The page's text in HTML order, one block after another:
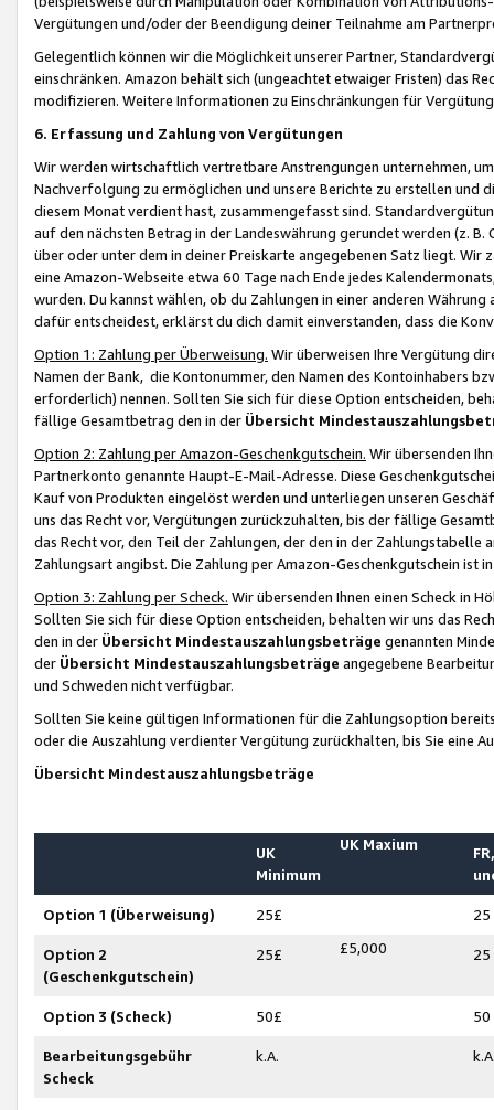
Vergütungen und/oder der Beendigung deiner Teilnahme am
Gelegentlich können wir die Möglichkeit unserer Partner,
einschränken. Amazon behält sich (ungeachtet etwaiger Fristen) das
modifizieren. Weitere Informationen zu Einschränkungen für
6. Erfassung und Zahlung von Vergütungen
Wir werden wirtschaftlich vertretbare Anstrengungen unternehmen,
Nachverfolgung zu ermöglichen und unsere Berichte zu erstellen und
diesem Monat verdient hast, zusammengefasst sind.
auf den nächsten Betrag in der Landeswährung gerundet werden (z.
über oder unter dem in deiner Preiskarte angegebenen Satz liegt.
eine Amazon-Webseite etwa 60 Tage nach Ende jedes
wurden. Du kannst wählen, ob du Zahlungen in einer anderen
dafür entscheidest, erklärst du dich damit einverstanden, dass die
Option 1: Zahlung per Überweisung. Wir überweisen Ihre Vergütung
Namen der Bank, die Kontonummer, den Namen des Kontoinhabers
erforderlich) nennen. Sollten Sie sich für diese Option entscheiden,
fällige Gesamtbetrag den in der Übersicht
Option 2: Zahlung per Amazon-Geschenkgutschein. Wir übersenden
Partnerkonto genannte Haupt-E-Mail-Adresse. Diese
Kauf von Produkten eingelöst werden und unterliegen unseren
uns das Recht vor, Vergütungen zurückzuhalten, bis der fällige
das Recht vor, den Teil der Zahlungen, der den in der
Zahlungsart angibst. Die Zahlung per Amazon-Geschenkgutschein ist
Option 3: Zahlung per Scheck. Wir übersenden Ihnen einen Scheck in
Sollten Sie sich für diese Option entscheiden, behalten wir uns das
den in der Übersicht Mindestauszahlungsbeträge genannten
der Übersicht Mindestauszahlungsbeträge angegebene
und Schweden nicht verfügbar.
Sollten Sie keine gültigen Informationen für die Zahlungsoption
oder die Auszahlung verdienter Vergütung zurückhalten, bis Sie
Übersicht Mindestauszahlungsbeträge
UK
Minimum
UK Maxium
Option 1 (Überweisung) 25£ 25
Option 2
(Geschenkgutschein)
25£ £5,000 25
Option 3 (Scheck) 50£ 50
Bearbeitungsgebühr
Scheck
k.A.